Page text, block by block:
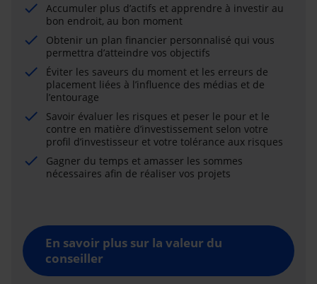
Accumuler plus d’actifs et apprendre à investir au
bon endroit, au bon moment
Obtenir un plan financier personnalisé qui vous
permettra d’atteindre vos objectifs
Éviter les saveurs du moment et les erreurs de
placement liées à l’influence des médias et de
l’entourage
Savoir évaluer les risques et peser le pour et le
contre en matière d’investissement selon votre
profil d’investisseur et votre tolérance aux risques
Gagner du temps et amasser les sommes
nécessaires afin de réaliser vos projets
En savoir plus sur la valeur du
conseiller